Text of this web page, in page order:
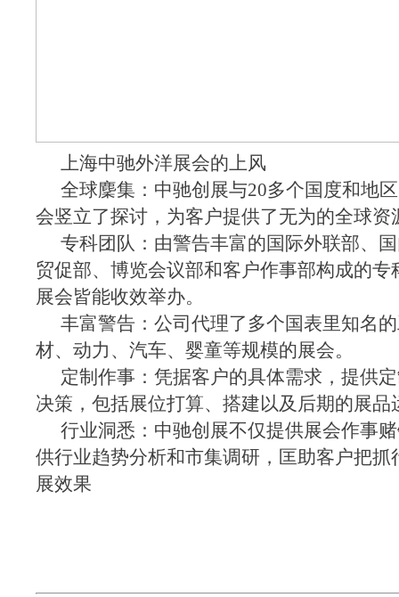
上海中驰外洋展会的上风
全球麇集：中驰创展与20多个国度和地
会竖立了探讨，为客户提供了无为的全球资
专科团队：由警告丰富的国际外联部、
贸促部、博览会议部和客户作事部构成的专
展会皆能收效举办。
丰富警告：公司代理了多个国表里知名
材、动力、汽车、婴童等规模的展会。
定制作事：凭据客户的具体需求，提供
决策，包括展位打算、搭建以及后期的展品
行业洞悉：中驰创展不仅提供展会作事
供行业趋势分析和市集调研，匡助客户把抓
展效果